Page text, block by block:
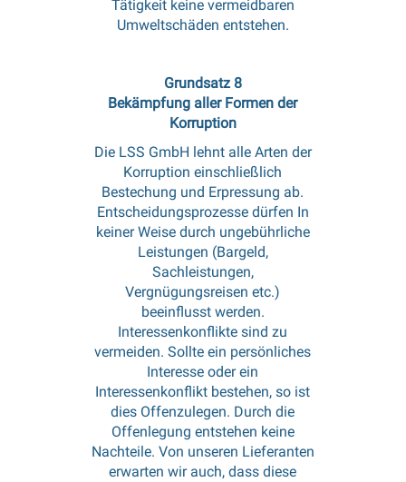
Tätigkeit keine vermeidbaren
Umweltschäden entstehen.
Grundsatz 8
Bekämpfung aller Formen der
Korruption
Die LSS GmbH lehnt alle Arten der
Korruption einschließlich
Bestechung und Erpressung ab.
Entscheidungsprozesse dürfen In
keiner Weise durch ungebührliche
Leistungen (Bargeld,
Sachleistungen,
Vergnügungsreisen etc.)
beeinflusst werden.
Interessenkonflikte sind zu
vermeiden. Sollte ein persönliches
Interesse oder ein
Interessenkonflikt bestehen, so ist
dies Offenzulegen. Durch die
Offenlegung entstehen keine
Nachteile. Von unseren Lieferanten
erwarten wir auch, dass diese